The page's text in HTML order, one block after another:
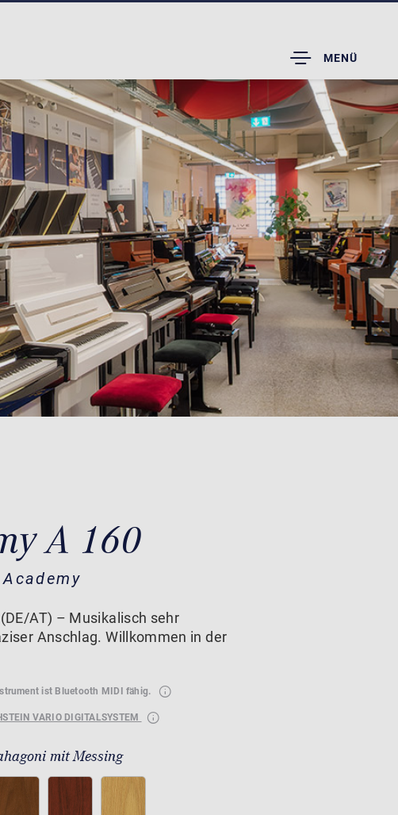
TOGGLE
DROPDOWN
MENÜ
A 160
AT) – Musikalisch sehr
Anschlag. Willkommen in der
ist Bluetooth MIDI fähig.
VARIO DIGITALSYSTEM
mit Messing